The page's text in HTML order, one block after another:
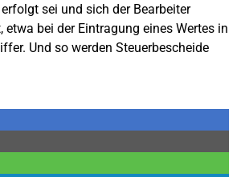
sei und sich der Bearbeiter
etwa bei der Eintragung eines Wertes in
Und so werden Steuerbescheide